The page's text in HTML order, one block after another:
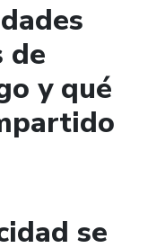
de
y qué
se